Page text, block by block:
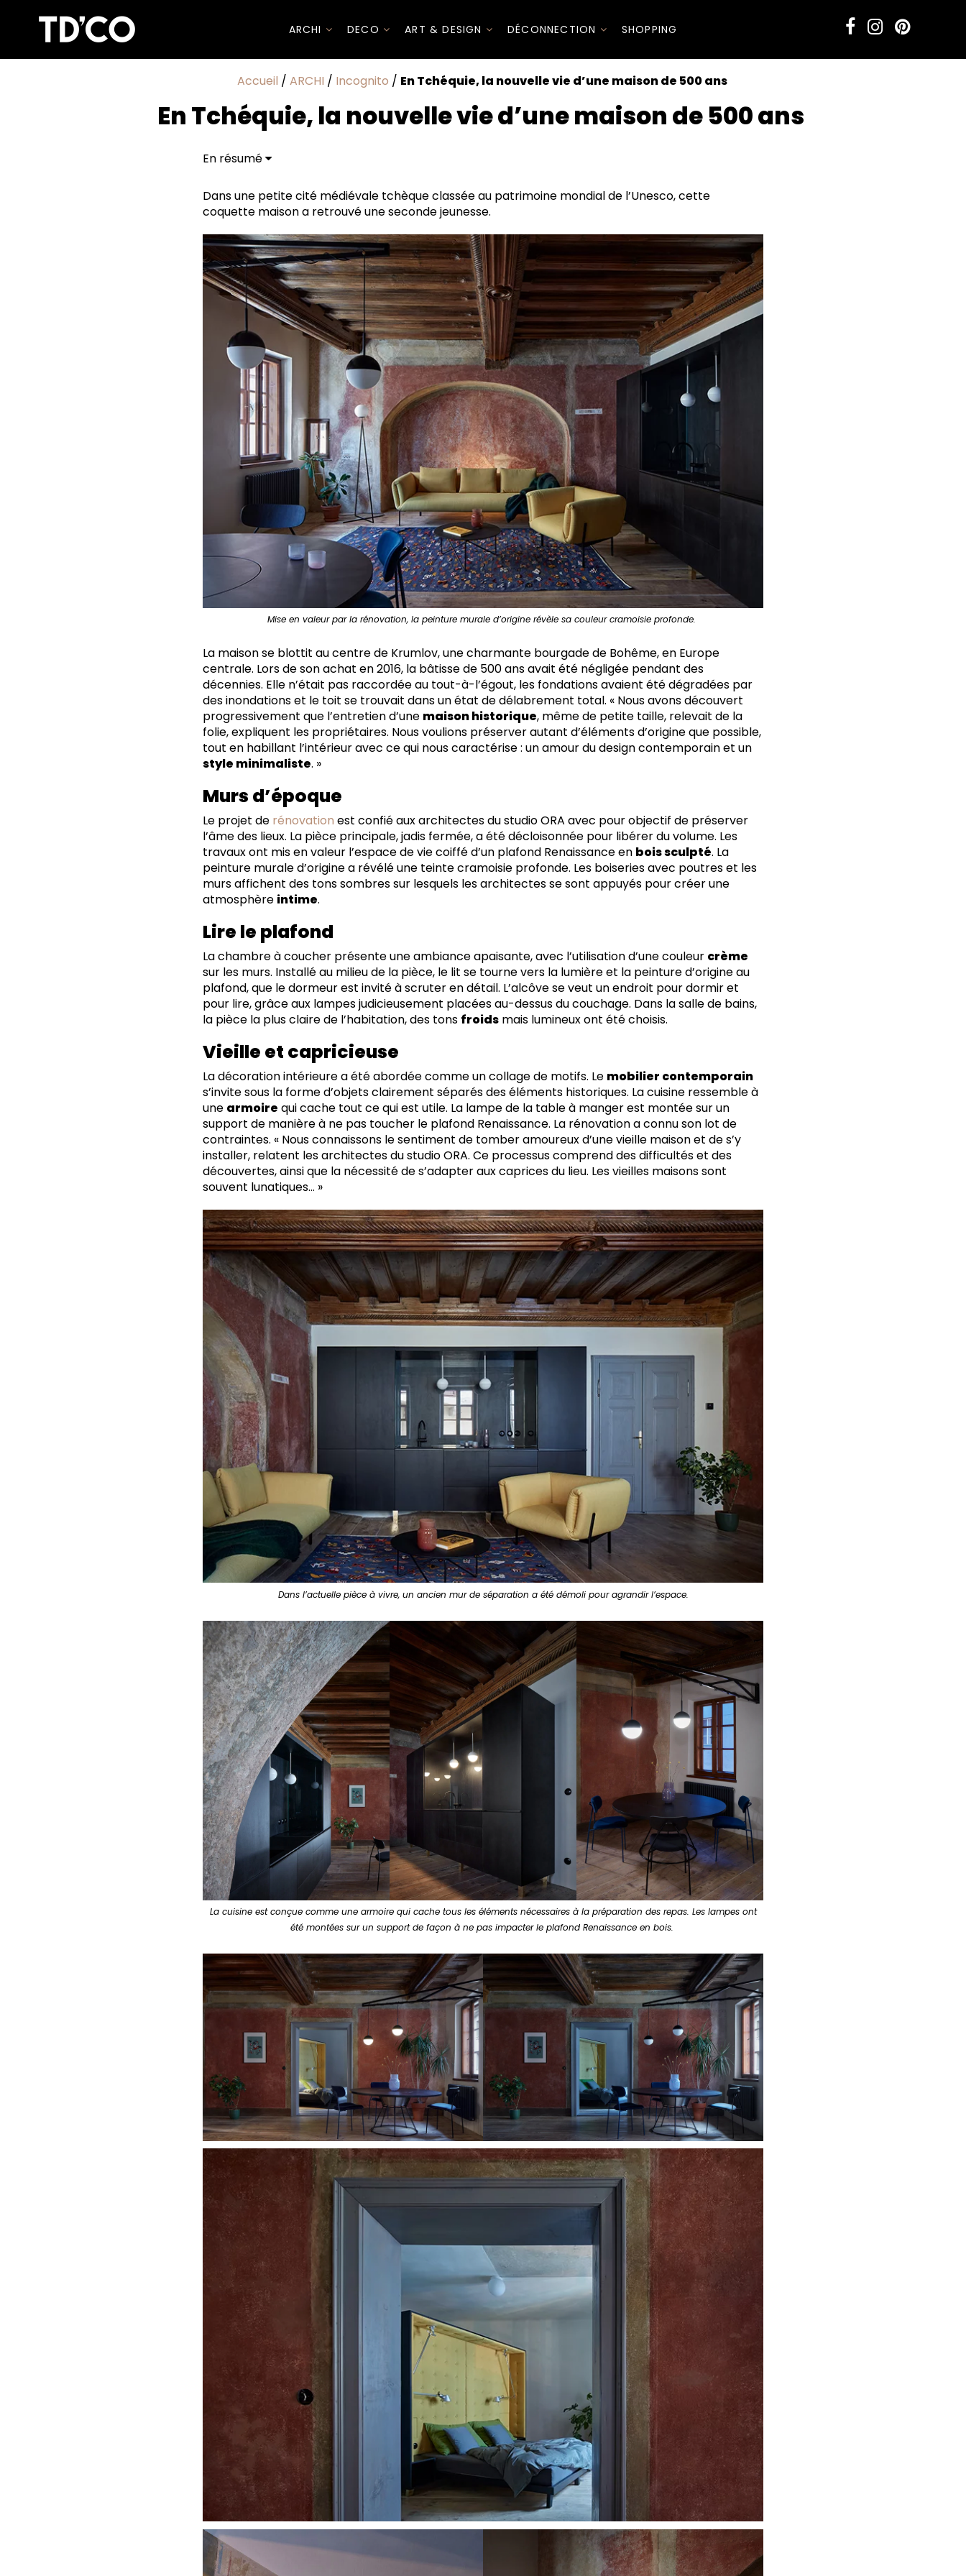
ARCHI DECO ART & DESIGN DÉCONNECTION SHOPPING
Accueil / ARCHI / Incognito / En Tchéquie, la nouvelle vie d’une maison de 500 ans
En Tchéquie, la nouvelle vie d’une maison de 500 ans
En résumé
Lire le plafond
Vieille et capricieuse
Dans une petite cité médiévale tchèque classée au patrimoine mondial de l’Unesco, cette
coquette maison a retrouvé une seconde jeunesse.
Mise en valeur par la rénovation, la peinture murale d’origine révèle sa couleur cramoisie profonde.
La maison se blottit au centre de Krumlov, une charmante bourgade de Bohême, en Europe
centrale. Lors de son achat en 2016, la bâtisse de 500 ans avait été négligée pendant des
décennies. Elle n’était pas raccordée au tout-à-l’égout, les fondations avaient été dégradées par
des inondations et le toit se trouvait dans un état de délabrement total. « Nous avons découvert
progressivement que l’entretien d’une maison historique, même de petite taille, relevait de la
folie, expliquent les propriétaires. Nous voulions préserver autant d’éléments d’origine que possible,
tout en habillant l’intérieur avec ce qui nous caractérise : un amour du design contemporain et un
style minimaliste. »
Murs d’époque
Le projet de rénovation est confié aux architectes du studio ORA avec pour objectif de préserver
l’âme des lieux. La pièce principale, jadis fermée, a été décloisonnée pour libérer du volume. Les
travaux ont mis en valeur l’espace de vie coiffé d’un plafond Renaissance en bois sculpté. La
peinture murale d’origine a révélé une teinte cramoisie profonde. Les boiseries avec poutres et les
murs affichent des tons sombres sur lesquels les architectes se sont appuyés pour créer une
atmosphère intime.
Lire le plafond
La chambre à coucher présente une ambiance apaisante, avec l’utilisation d’une couleur crème
sur les murs. Installé au milieu de la pièce, le lit se tourne vers la lumière et la peinture d’origine au
plafond, que le dormeur est invité à scruter en détail. L’alcôve se veut un endroit pour dormir et
pour lire, grâce aux lampes judicieusement placées au-dessus du couchage. Dans la salle de bains,
la pièce la plus claire de l’habitation, des tons froids mais lumineux ont été choisis.
Vieille et capricieuse
La décoration intérieure a été abordée comme un collage de motifs. Le mobilier contemporain
s’invite sous la forme d’objets clairement séparés des éléments historiques. La cuisine ressemble à
une armoire qui cache tout ce qui est utile. La lampe de la table à manger est montée sur un
support de manière à ne pas toucher le plafond Renaissance. La rénovation a connu son lot de
contraintes. « Nous connaissons le sentiment de tomber amoureux d’une vieille maison et de s’y
installer, relatent les architectes du studio ORA. Ce processus comprend des difficultés et des
découvertes, ainsi que la nécessité de s’adapter aux caprices du lieu. Les vieilles maisons sont
souvent lunatiques… »
Dans l’actuelle pièce à vivre, un ancien mur de séparation a été démoli pour agrandir l’espace.
La cuisine est conçue comme une armoire qui cache tous les éléments nécessaires à la préparation des repas. Les lampes ont
été montées sur un support de façon à ne pas impacter le plafond Renaissance en bois.